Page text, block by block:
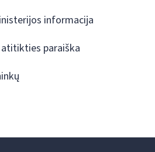
informacija
paraiška